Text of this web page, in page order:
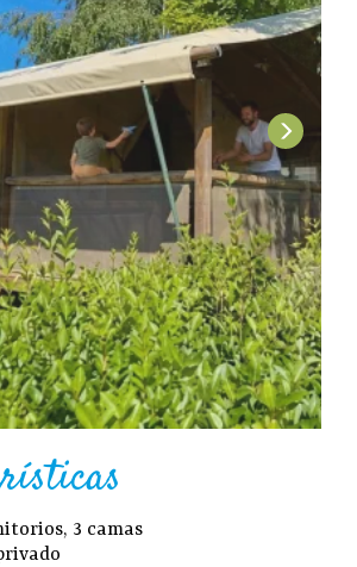
3 camas